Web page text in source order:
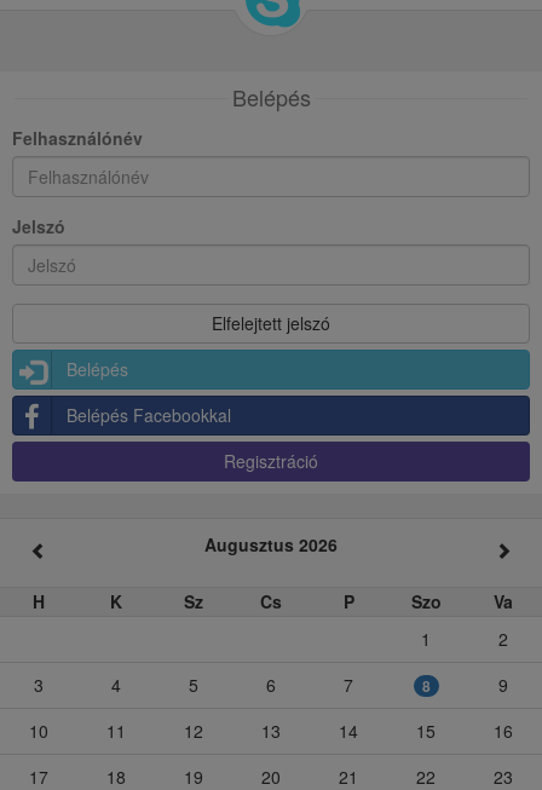
Belépés
Felhasználónév
Jelszó
Belépés
Belépés Facebookkal
Regisztráció
Augusztus 2026
H K Sz Cs P Szo
Va
1
2
3
4 5 6 7 8
9
10
11 12 13 14 15
16
17
18 19 20 21 22
23